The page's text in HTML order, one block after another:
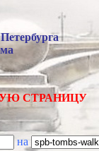
СТРАНИЦУ
на